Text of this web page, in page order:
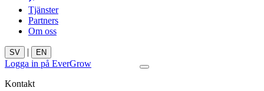
Tjänster
Partners
Om oss
SV | EN
Logga in på EverGrow
Kontakt